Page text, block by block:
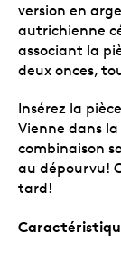
version en
autrichienne
associant la
deux onces,
Insérez la
Vienne dans
combinaison
au dépourvu!
tard!